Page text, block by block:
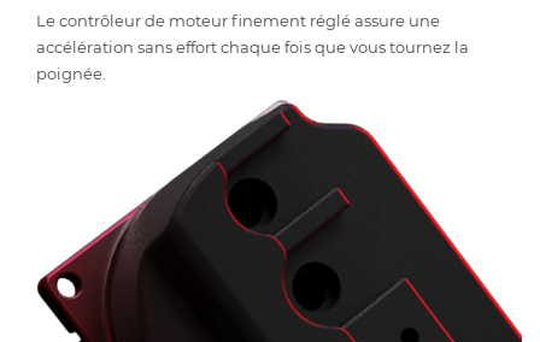
Le contrôleur de moteur finement réglé assure une
accélération sans effort chaque fois que vous tournez la
poignée.